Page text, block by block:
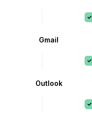
Gmail
Outlook